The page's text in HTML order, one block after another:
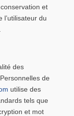
et
l’utilisateur du
des
de
utilise des
tels que
et mot